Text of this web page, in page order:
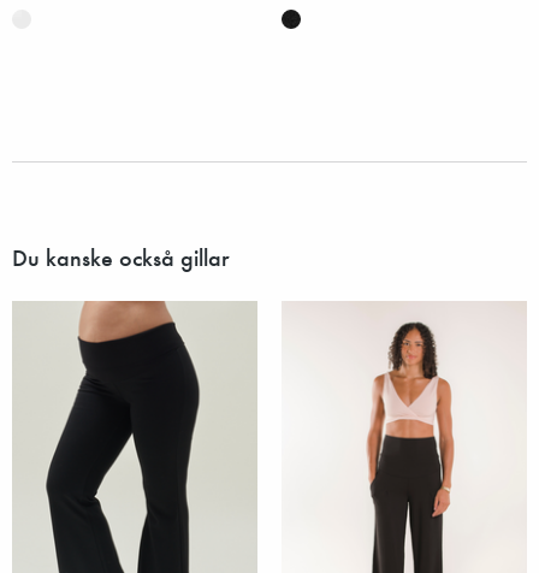
Du kanske också gillar